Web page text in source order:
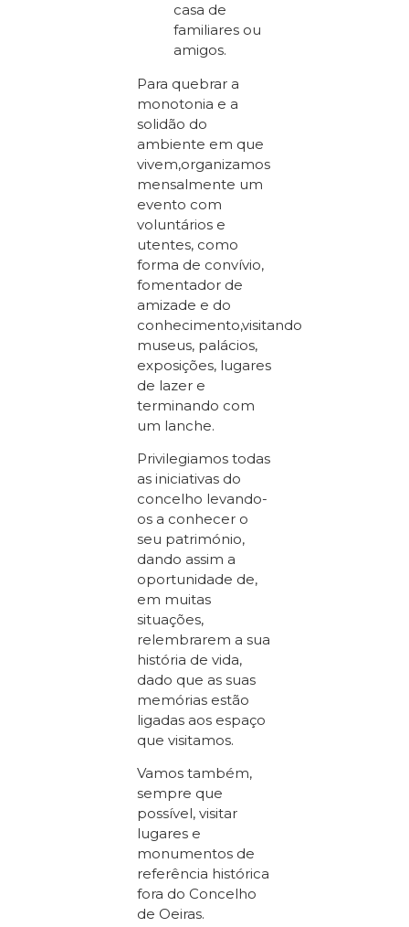
casa de
familiares ou
amigos.
Para quebrar a
monotonia e a
solidão do
ambiente em que
vivem,organizamos
mensalmente um
evento com
voluntários e
utentes, como
forma de convívio,
fomentador de
amizade e do
conhecimento,visitando
museus, palácios,
exposições, lugares
de lazer e
terminando com
um lanche.
Privilegiamos todas
as iniciativas do
concelho levando-
os a conhecer o
seu património,
dando assim a
oportunidade de,
em muitas
situações,
relembrarem a sua
história de vida,
dado que as suas
memórias estão
ligadas aos espaço
que visitamos.
Vamos também,
sempre que
possível, visitar
lugares e
monumentos de
referência histórica
fora do Concelho
de Oeiras.